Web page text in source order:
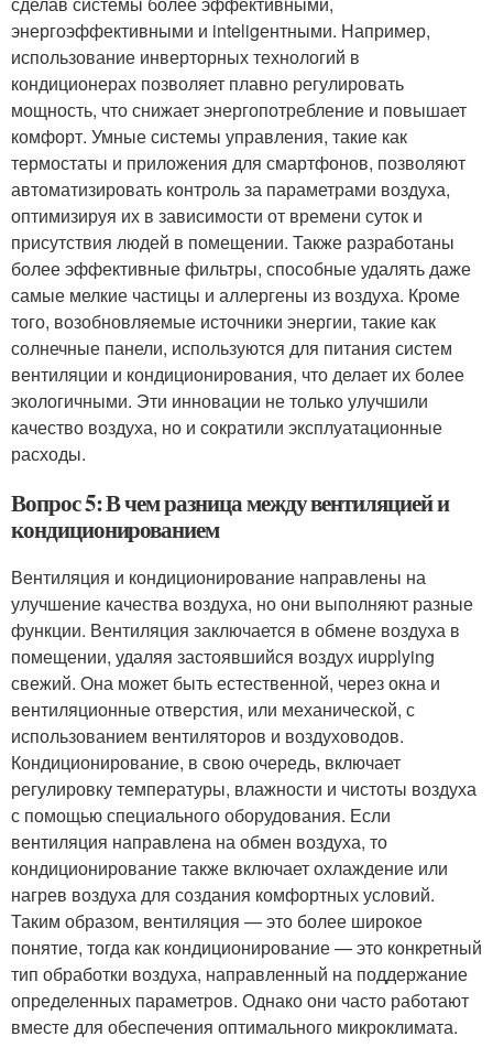
энергоэффективными и inteligентными. Например,
использование инверторных технологий в
кондиционерах позволяет плавно регулировать
мощность, что снижает энергопотребление и повышает
комфорт. Умные системы управления, такие как
термостаты и приложения для смартфонов, позволяют
автоматизировать контроль за параметрами воздуха,
оптимизируя их в зависимости от времени суток и
присутствия людей в помещении. Также разработаны
более эффективные фильтры, способные удалять даже
самые мелкие частицы и аллергены из воздуха. Кроме
того, возобновляемые источники энергии, такие как
солнечные панели, используются для питания систем
вентиляции и кондиционирования, что делает их более
экологичными. Эти инновации не только улучшили
качество воздуха, но и сократили эксплуатационные
расходы.
Вопрос 5: В чем разница между вентиляцией и
кондиционированием
Вентиляция и кондиционирование направлены на
улучшение качества воздуха, но они выполняют разные
функции. Вентиляция заключается в обмене воздуха в
помещении, удаляя застоявшийся воздух иupplying
свежий. Она может быть естественной, через окна и
вентиляционные отверстия, или механической, с
использованием вентиляторов и воздуховодов.
Кондиционирование, в свою очередь, включает
регулировку температуры, влажности и чистоты воздуха
с помощью специального оборудования. Если
вентиляция направлена на обмен воздуха, то
кондиционирование также включает охлаждение или
нагрев воздуха для создания комфортных условий.
Таким образом, вентиляция — это более широкое
понятие, тогда как кондиционирование — это конкретный
тип обработки воздуха, направленный на поддержание
определенных параметров. Однако они часто работают
вместе для обеспечения оптимального микроклимата.